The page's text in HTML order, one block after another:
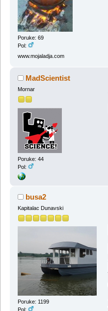
Poruke: 69
Pol:
www.mojaladja.com
MadScientist
Mornar
Poruke: 44
Pol:
busa2
Kapitalac Dunavski
Poruke: 1199
Pol: